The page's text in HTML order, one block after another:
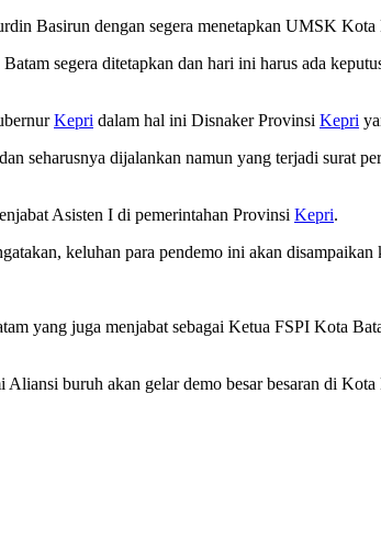
Basirun dengan segera menetapkan UMSK Kota
segera ditetapkan dan hari ini harus ada
Kepri dalam hal ini Disnaker Provinsi Kepri
seharusnya dijalankan namun yang terjadi surat
Asisten I di pemerintahan Provinsi Kepri.
keluhan para pendemo ini akan
yang juga menjabat sebagai Ketua FSPI Kota
buruh akan gelar demo besar besaran di